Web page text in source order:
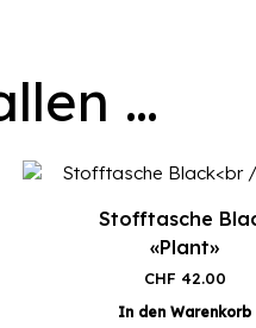
…
Stofftasche
«Plant»
CHF 42.00
In den Warenkorb